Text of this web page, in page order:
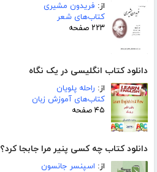
از: فریدون مشیری
کتاب‌های شعر
۲۲۳ صفحه
دانلود کتاب انگلیسی در یک نگاه
از: راحله پلویان
کتاب‌های آموزش زبان
۴۵ صفحه
دانلود کتاب چه کسی پنیر مرا جابجا کرد؟
از: اسپنسر جانسون